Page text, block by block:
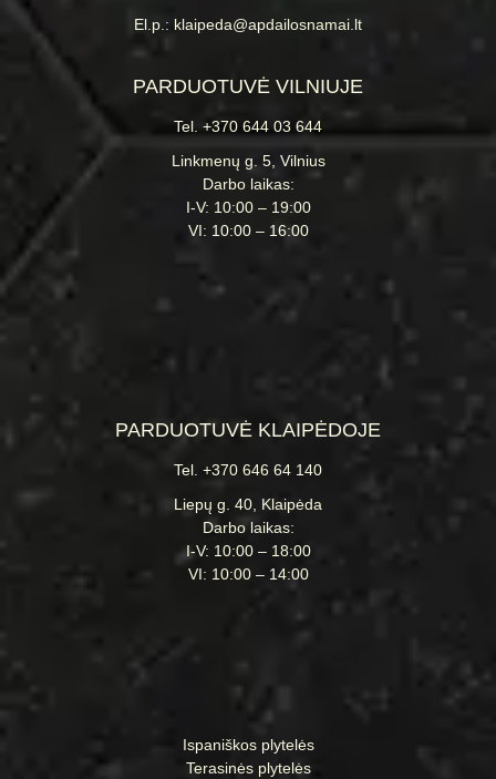
El.p.: klaipeda@apdailosnamai.lt
PARDUOTUVĖ VILNIUJE
Tel. +370 644 03 644
Linkmenų g. 5, Vilnius
Darbo laikas:
I-V: 10:00 – 19:00
VI: 10:00 – 16:00
PARDUOTUVĖ KLAIPĖDOJE
Tel. +370 646 64 140
Liepų g. 40, Klaipėda
Darbo laikas:
I-V: 10:00 – 18:00
VI: 10:00 – 14:00
Ispaniškos plytelės
Terasinės plytelės